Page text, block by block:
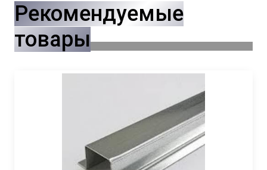
Рекомендуемые
товары